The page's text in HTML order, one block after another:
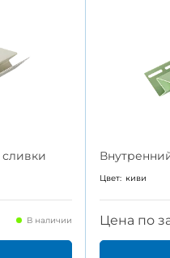
сливки
В наличии
Цвет: киви
Цена по